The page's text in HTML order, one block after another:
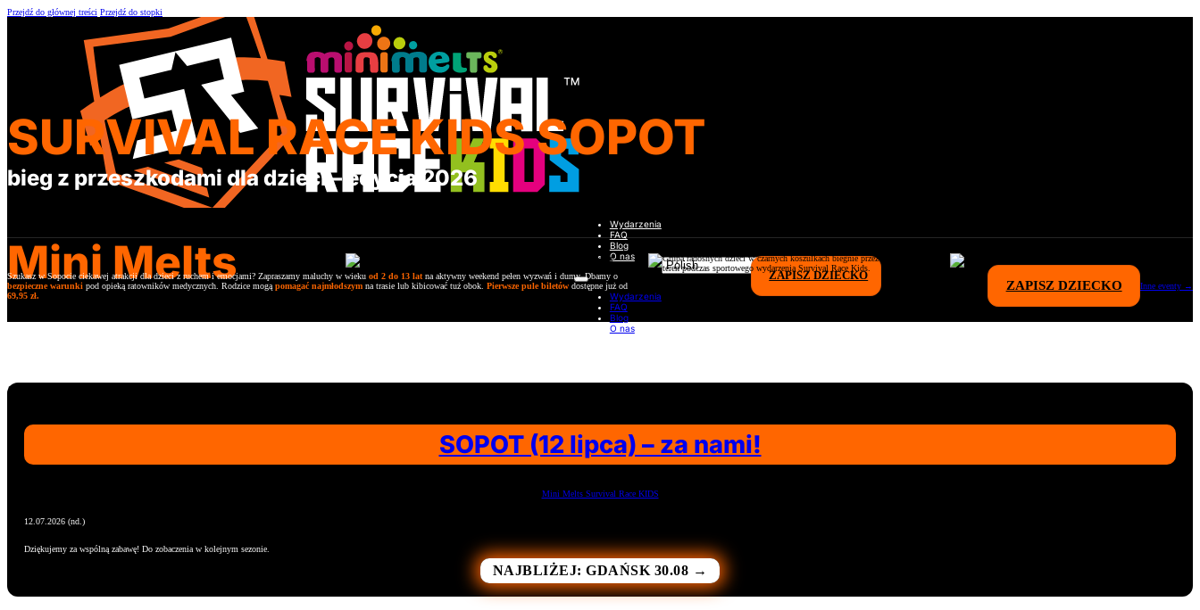
Przejdź do głównej treści Przejdź do stopki
Wydarzenia
FAQ
Blog
O nas
Wydarzenia
FAQ
Blog
O nas
ZAPISZ DZIECKO
SURVIVAL RACE KIDS SOPOT
bieg z przeszkodami dla dzieci – edycja 2026
Mini Melts
Szukasz w Sopocie ciekawej atrakcji dla dzieci z ruchem i emocjami? Zapraszamy maluchy w wieku od 2 do 13 latna aktywny weekend pełen wyzwań i dumy. Dbamy o
bezpieczne warunki pod opieką ratowników medycznych. Rodzice mogąpomagać najmłodszym na trasie lub kibicować tuż obok. Pierwsze pule biletów dostępne już od
69,95 zł.
ZAPISZ DZIECKO Inne eventy →
Najbliższe biegi dla dzieci w Szczecinie – terminy i zapisy
SOPOT (12 lipca) – za nami!
Mini Melts Survival Race KIDS
12.07.2026 (nd.)
Dziękujemy za wspólną zabawę! Do zobaczenia w kolejnym sezonie.
NAJBLIŻEJ: GDAŃSK 30.08 →